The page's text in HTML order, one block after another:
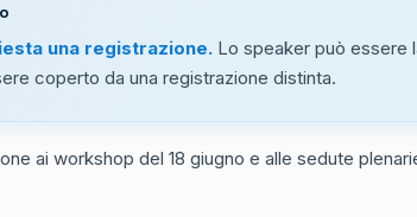
una registrazione. Lo speaker può essere
coperto da una registrazione distinta.
ai workshop del 18 giugno e alle sedute